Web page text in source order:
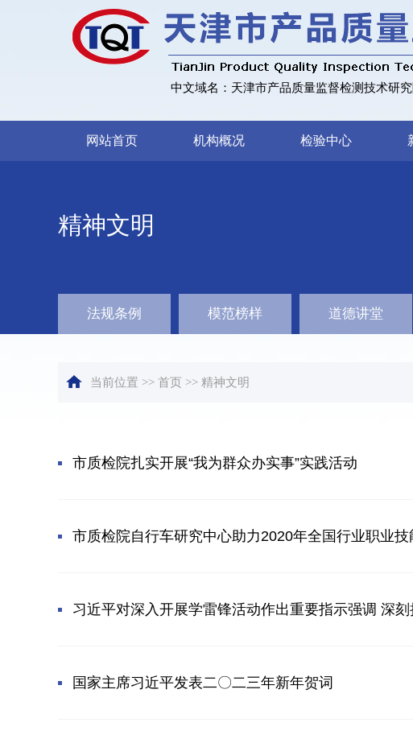
中文域名：天津市产品质量监督检测技术研
网站首页 机构概况 检验中心
精神文明
法规条例 模范榜样 道德讲堂
当前位置 >> 首页 >> 精神文明
市质检院扎实开展“我为群众办实事”实践活动
市质检院自行车研究中心助力2020年全国行业职业
习近平对深入开展学雷锋活动作出重要指示强调 深
国家主席习近平发表二〇二三年新年贺词